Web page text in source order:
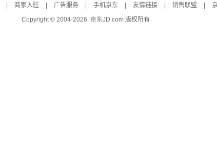
商家入驻 广告服务 手机京东 友情链接 销售联盟
Copyright © 2004-2026 京东JD.com 版权所有